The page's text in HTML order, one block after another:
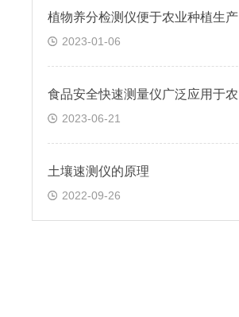
植物养分检测仪便于农业种植生产
2023-01-06
2023-06-21
土壤速测仪的原理
2022-09-26